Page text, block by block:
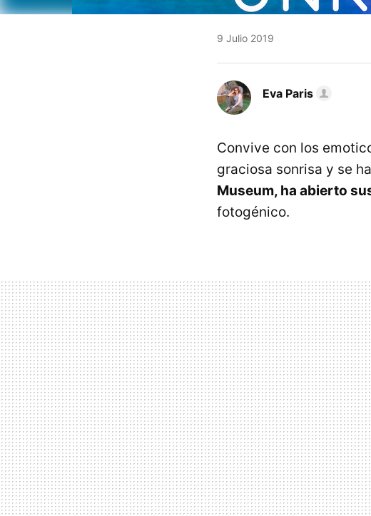
9 Julio 2019
Eva Paris
Convive con los
graciosa sonrisa y se
Museum, ha abierto
fotogénico.